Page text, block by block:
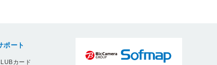
ポート
カード